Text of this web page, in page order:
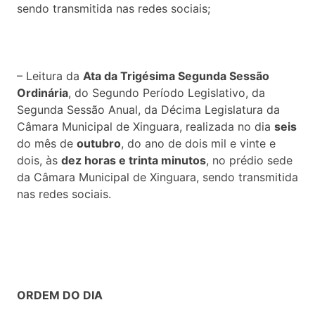
sendo transmitida nas redes sociais;
– Leitura da Ata da Trigésima Segunda Sessão
Ordinária, do Segundo Período Legislativo, da
Segunda Sessão Anual, da Décima Legislatura da
Câmara Municipal de Xinguara, realizada no dia seis
do mês de outubro, do ano de dois mil e vinte e
dois, às dez horas e trinta minutos, no prédio sede
da Câmara Municipal de Xinguara, sendo transmitida
nas redes sociais.
ORDEM DO DIA